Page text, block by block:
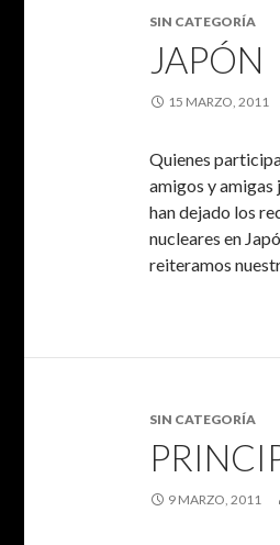
SIN CATEGORÍA
JAPÓN
15 MARZO, 2011
Quienes
amigos y amigas
han dejado los
nucleares en
reiteramos
SIN CATEGORÍA
9 MARZO, 2011